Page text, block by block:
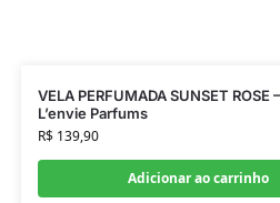
VELA PERFUMADA SUNSET ROSE
L’envie Parfums
R$139,90
Adicionar ao carrinho